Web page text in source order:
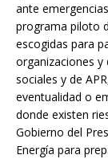
ante
programa piloto
escogidas para
organizaciones y
sociales y de
eventualidad o
donde existen
Gobierno del
Energía para